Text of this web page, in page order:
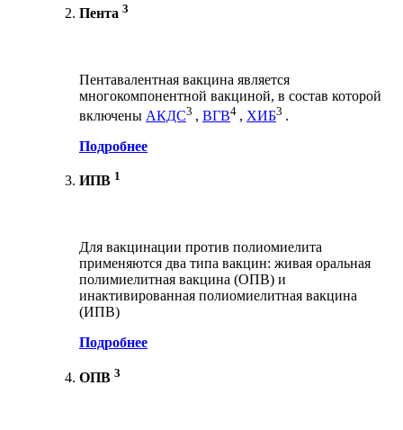
Пента 3
Пентавалентная вакцина является
многокомпонентной вакциной, в состав которой
включены АКДС3 , ВГВ4 , ХИБ3 .
Подробнее
ИПВ 1
Для вакцинации против полиомиелита
применяются два типа вакцин: живая оральная
полимиелитная вакцина (ОПВ) и
инактивированная полиомиелитная вакцина
(ИПВ)
Подробнее
ОПВ 3